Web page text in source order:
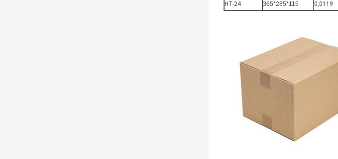
HT-24
365*285*115 0,0119